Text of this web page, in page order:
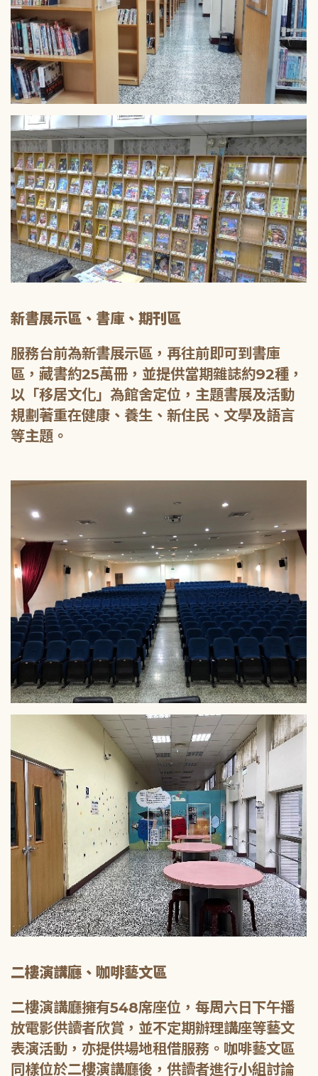
新書展示區、書庫、期刊區
服務台前為新書展示區，再往前即可到書庫
區，藏書約25萬冊，並提供當期雜誌約92種，
以「移居文化」為館舍定位，主題書展及活動
規劃著重在健康、養生、新住民、文學及語言
等主題。
二樓演講廳、咖啡藝文區
二樓演講廳擁有548席座位，每周六日下午播
放電影供讀者欣賞，並不定期辦理講座等藝文
表演活動，亦提供場地租借服務。咖啡藝文區
同樣位於二樓演講廳後，供讀者進行小組討論